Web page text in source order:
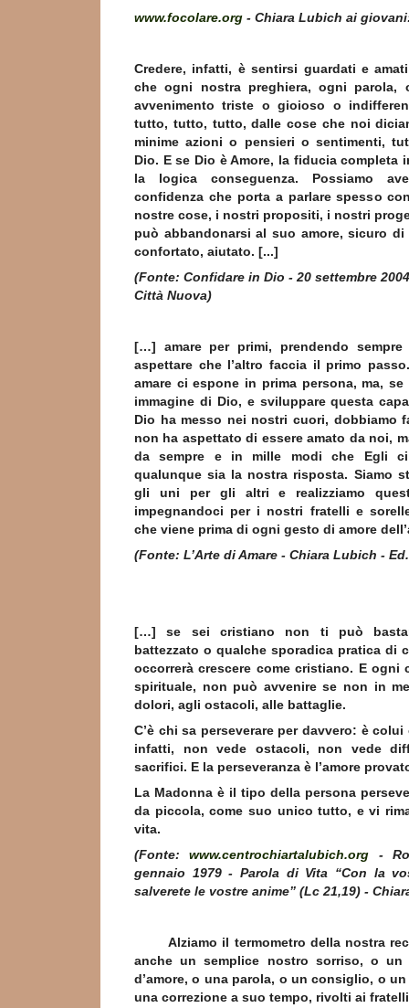
www.focolare.org - Chiara Lubich ai
Credere, infatti, è sentirsi guardati e
che ogni nostra preghiera, ogni parola,
avvenimento triste o gioioso o
tutto, tutto, tutto, dalle cose che noi
minime azioni o pensieri o sentimenti,
Dio. E se Dio è Amore, la fiducia completa
la logica conseguenza. Possiamo
confidenza che porta a parlare spesso
nostre cose, i nostri propositi, i nostri
può abbandonarsi al suo amore, sicuro di
confortato, aiutato. [...]
(Fonte: Confidare in Dio - 20 settembre
Città Nuova)
[…] amare per primi, prendendo sempre
aspettare che l’altro faccia il primo
amare ci espone in prima persona, ma, se
immagine di Dio, e sviluppare questa
Dio ha messo nei nostri cuori, dobbiamo
non ha aspettato di essere amato da noi,
da sempre e in mille modi che Egli
qualunque sia la nostra risposta. Siamo
gli uni per gli altri e realizziamo
impegnandoci per i nostri fratelli e
che viene prima di ogni gesto di amore
(Fonte: L’Arte di Amare - Chiara Lubich -
[…] se sei cristiano non ti può
battezzato o qualche sporadica pratica di
occorrerà crescere come cristiano. E ogni
spirituale, non può avvenire se non in
dolori, agli ostacoli, alle battaglie.
C’è chi sa perseverare per davvero: è colui
infatti, non vede ostacoli, non vede
sacrifici. E la perseveranza è l’amore
La Madonna è il tipo della persona
da piccola, come suo unico tutto, e vi
vita.
(Fonte:www.centrochiartalubich.org -
gennaio 1979 - Parola di Vita “Con la
salverete le vostre anime” (Lc 21,19) -
Alziamo il termometro della nostra
anche un semplice nostro sorriso, o
d’amore, o una parola, o un consiglio, o
una correzione a suo tempo, rivolti ai